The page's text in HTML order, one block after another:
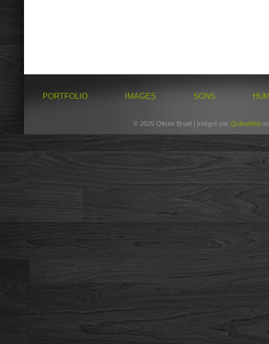
PORTFOLIO IMAGES SONS
© 2026 Olivier Bruel | Intégré par QuiboWeb